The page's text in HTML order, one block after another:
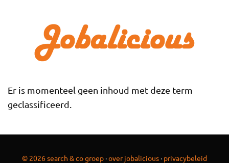
Er is momenteel geen inhoud met deze term
geclassificeerd.
© 2026 search & co groep ·over jobalicious · privacybeleid